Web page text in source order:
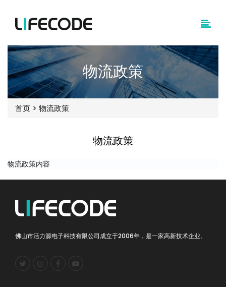
物流政策
首页 > 物流政策
物流政策
物流政策内容
佛山市活力源电子科技有限公司成立于2006年，是一家高新技术企业。